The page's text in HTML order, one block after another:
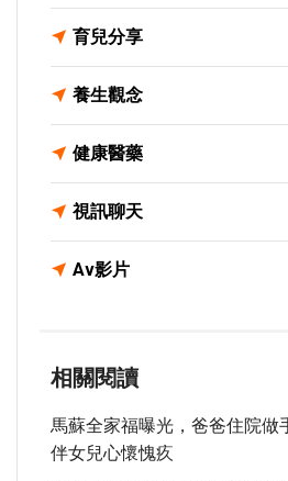
育兒分享
養生觀念
健康醫藥
視訊聊天
Av影片
相關閱讀
馬蘇全家福曝光，爸爸住院做
伴女兒心懷愧疚